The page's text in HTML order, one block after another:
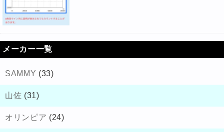
メーカー一覧
SAMMY (33)
山佐 (31)
オリンピア (24)